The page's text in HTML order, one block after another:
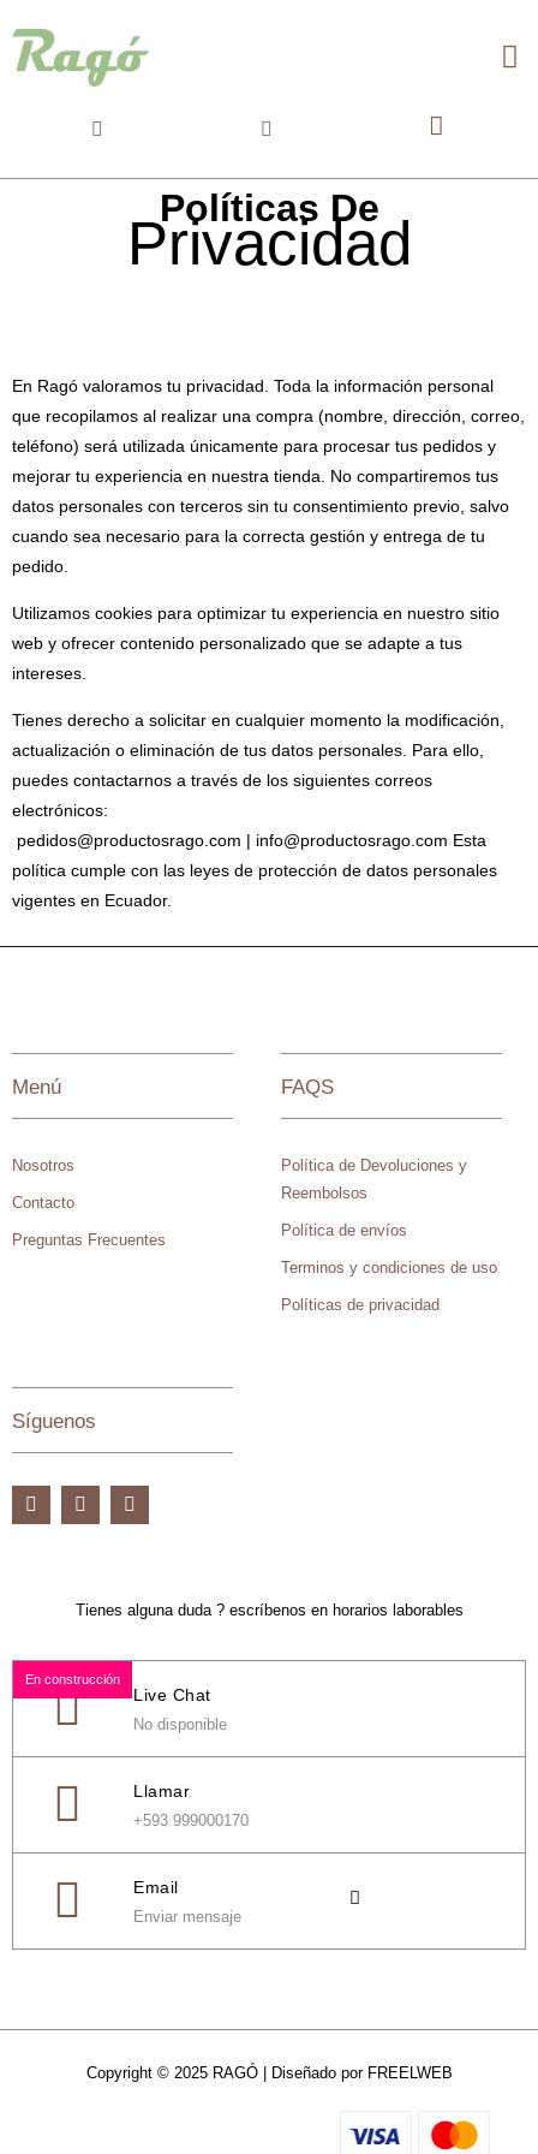
Políticas De
Privacidad
En Ragó valoramos tu privacidad. Toda la información personal
que recopilamos al realizar una compra (nombre, dirección, correo,
teléfono) será utilizada únicamente para procesar tus pedidos y
mejorar tu experiencia en nuestra tienda. No compartiremos tus
datos personales con terceros sin tu consentimiento previo, salvo
cuando sea necesario para la correcta gestión y entrega de tu
pedido.
Utilizamos cookies para optimizar tu experiencia en nuestro sitio
web y ofrecer contenido personalizado que se adapte a tus
intereses.
Tienes derecho a solicitar en cualquier momento la modificación,
actualización o eliminación de tus datos personales. Para ello,
puedes contactarnos a través de los siguientes correos
electrónicos:
pedidos@productosrago.com | info@productosrago.com Esta
política cumple con las leyes de protección de datos personales
vigentes en Ecuador.
Menú
Nosotros
Contacto
Preguntas Frecuentes
FAQS
Política de Devoluciones y
Reembolsos
Política de envíos
Terminos y condiciones de uso
Políticas de privacidad
Síguenos
Tienes alguna duda ? escríbenos en horarios laborables
Live Chat
No disponible
En construcción
Llamar
+593 999000170
Email
Enviar mensaje
Copyright © 2025 RAGÓ | Diseñado por FREELWEB